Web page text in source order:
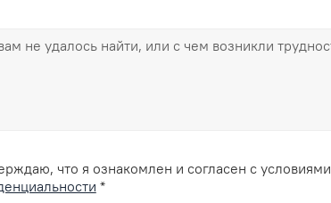
что я ознакомлен и согласен с условиями
*